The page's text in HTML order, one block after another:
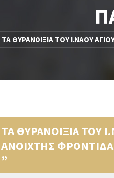
ΤΑ ΘΥΡΑΝΟΙΞΙΑ ΤΟΥ Ι.ΝΑΟΥ
ΤΑ ΘΥΡΑΝΟΙΞΙΑ ΤΟΥ
ΑΝΟΙΧΤΗΣ
”